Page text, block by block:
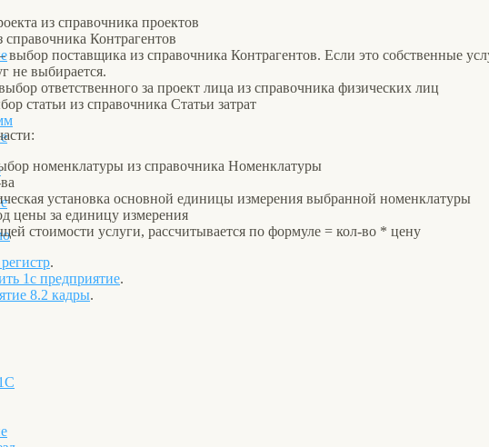
из справочника проектов
Контрагентов
выбор поставщика из справочника Контрагентов. Если это собственные
не выбирается.
ответственного за проект лица из справочника физических лиц
статьи из справочника Статьи затрат
номенклатуры из справочника Номенклатуры
установка основной единицы измерения выбранной номенклатуры
цены за единицу измерения
стоимости услуги, рассчитывается по формуле = кол-во * цену
.
1с предприятие.
8.2 кадры.